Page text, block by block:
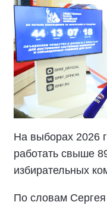
На выборах 2026
работать свыше
избирательных
По словам